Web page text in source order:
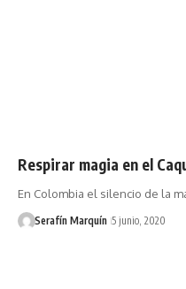
Respirar magia en el
En Colombia el silencio de la
Serafín Marquín 5 junio, 2020